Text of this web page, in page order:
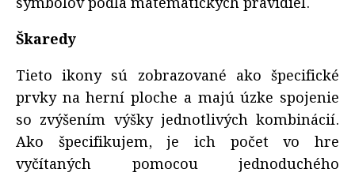
Škaredy
Tieto ikony sú zobrazované ako špecifické
prvky na herní ploche a majú úzke spojenie
so zvýšením výšky jednotlivých kombinácií.
Ako špecifikujem, je ich počet vo hre
vyčítaných pomocou jednoduchého